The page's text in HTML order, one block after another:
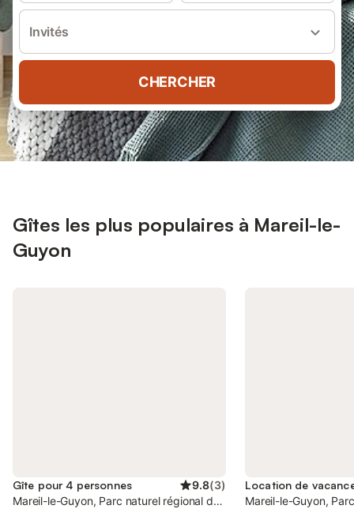
Invités
CHERCHER
Gîtes les plus populaires à Mareil-le-
Guyon
Gîte pour 4 personnes 9.8(3)
Mareil-le-Guyon, Parc naturel régional de la Haute Vallée de
Mareil-le-Guyon,